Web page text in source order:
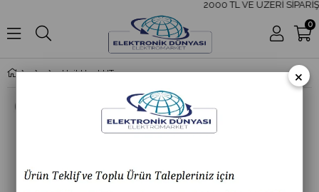
2000 TL VE ÜZERİ
0
Unit Unı-t UT300A+ Dijital Multimetre ×